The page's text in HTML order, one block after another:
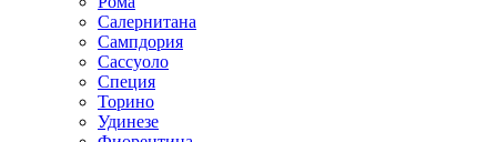
Салернитана
Сампдория
Сассуоло
Специя
Торино
Удинезе